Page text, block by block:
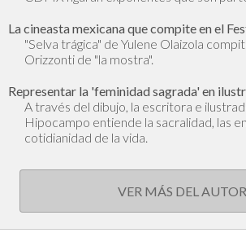
La cineasta mexicana que compite en el
"Selva trágica" de Yulene Olaizola
Orizzonti de "la mostra".
Representar la 'feminidad sagrada' en
A través del dibujo, la escritora e
Hipocampo entiende la sacralidad, las
cotidianidad de la vida.
VER MÁS DEL AUTOR